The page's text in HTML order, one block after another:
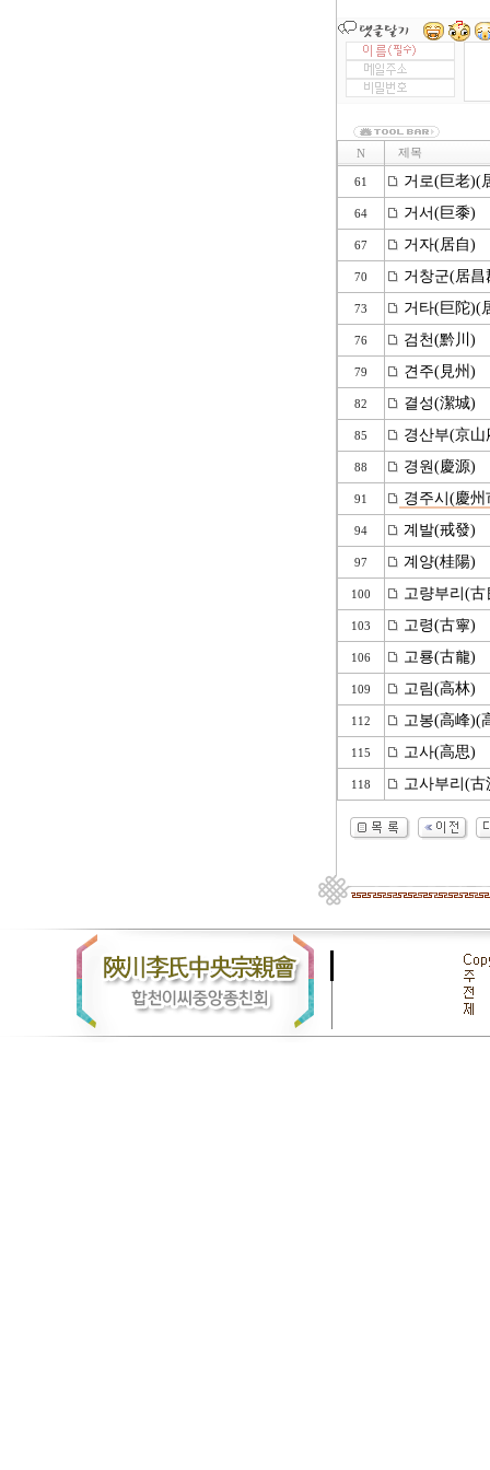
N 제목
61 거로(巨老)(
64 거서(巨黍)
67 거자(居自)
70 거창군(居昌
73 거타(巨陀)(
76 검천(黔川)
79 견주(見州)
82 결성(潔城)
85 경산부(京山
88 경원(慶源)
91 경주시(慶州
94 계발(戒發)
97 계양(桂陽)
100 고량부리(古
103 고령(古寧)
106 고룡(古龍)
109 고림(高林)
112 고봉(高峰)(
115 고사(高思)
118 고사부리(古